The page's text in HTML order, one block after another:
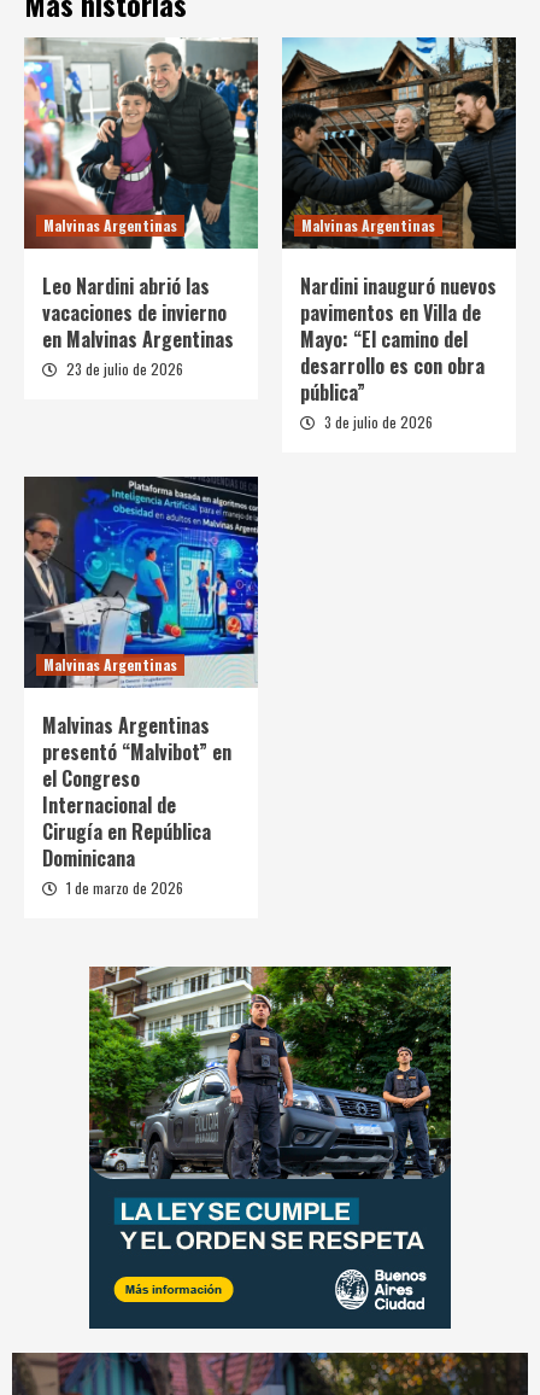
Malvinas Argentinas
Leo Nardini abrió las
vacaciones de invierno
en Malvinas Argentinas
23 de julio de 2026
Malvinas Argentinas
Nardini inauguró nuevos
pavimentos en Villa de
Mayo: “El camino del
desarrollo es con obra
pública”
3 de julio de 2026
Malvinas Argentinas
Malvinas Argentinas
presentó “Malvibot” en
el Congreso
Internacional de
Cirugía en República
Dominicana
1 de marzo de 2026